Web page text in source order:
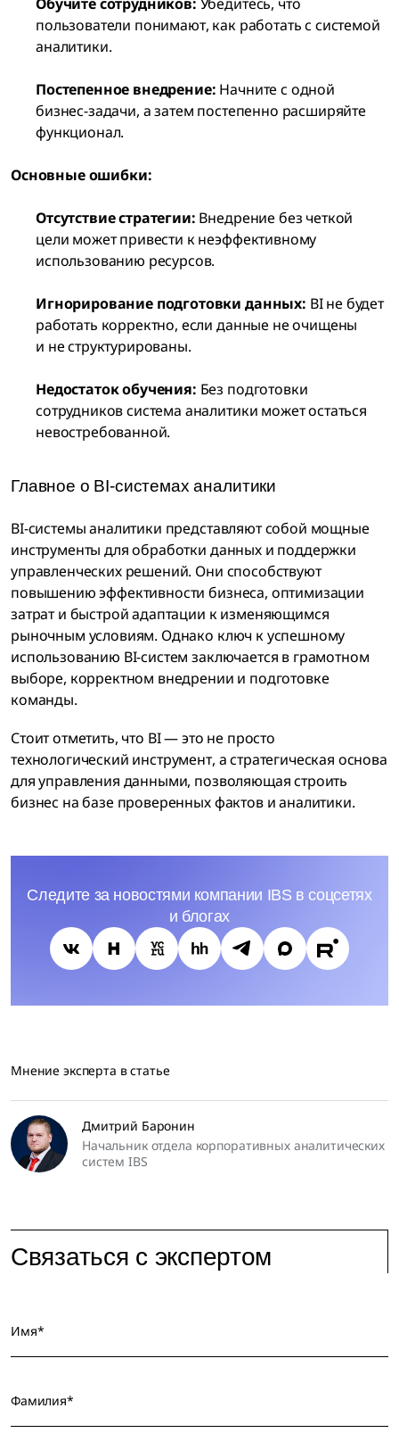
пользователи понимают, как работать с системой
аналитики.
Постепенное внедрение: Начните с одной
бизнес-задачи, а затем постепенно расширяйте
функционал.
Основные ошибки:
Отсутствие стратегии: Внедрение без четкой
цели может привести к неэффективному
использованию ресурсов.
Игнорирование подготовки данных: BI не будет
работать корректно, если данные не очищены
и не структурированы.
Недостаток обучения: Без подготовки
сотрудников система аналитики может остаться
невостребованной.
Главное о BI-системах аналитики
BI-системы аналитики представляют собой мощные
инструменты для обработки данных и поддержки
управленческих решений. Они способствуют
повышению эффективности бизнеса, оптимизации
затрат и быстрой адаптации к изменяющимся
рыночным условиям. Однако ключ к успешному
использованию BI-систем заключается в грамотном
выборе, корректном внедрении и подготовке
команды.
Стоит отметить, что BI — это не просто
технологический инструмент, а стратегическая основа
для управления данными, позволяющая строить
бизнес на базе проверенных фактов и аналитики.
Следите за новостями компании IBS в соцсетях
и блогах
Мнение эксперта в статье
Дмитрий Баронин
Начальник отдела корпоративных аналитических
систем IBS
Связаться с экспертом
Имя*
Фамилия*